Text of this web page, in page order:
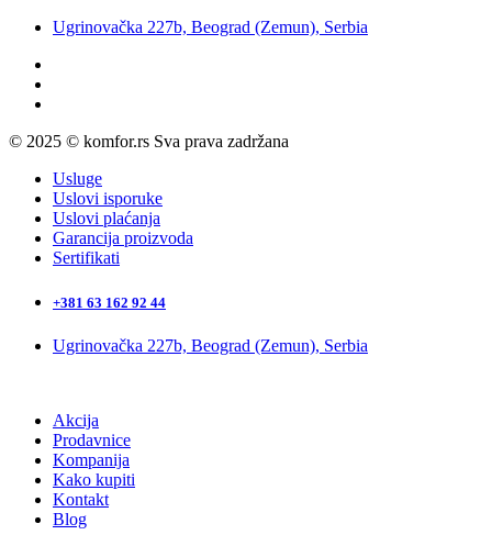
Ugrinovačka 227b, Beograd (Zemun), Serbia
© 2025 © komfor.rs Sva prava zadržana
Usluge
Uslovi isporuke
Uslovi plaćanja
Garancija proizvoda
Sertifikati
+381 63 162 92 44
Ugrinovačka 227b, Beograd (Zemun), Serbia
Akcija
Prodavnice
Kompanija
Kako kupiti
Kontakt
Blog